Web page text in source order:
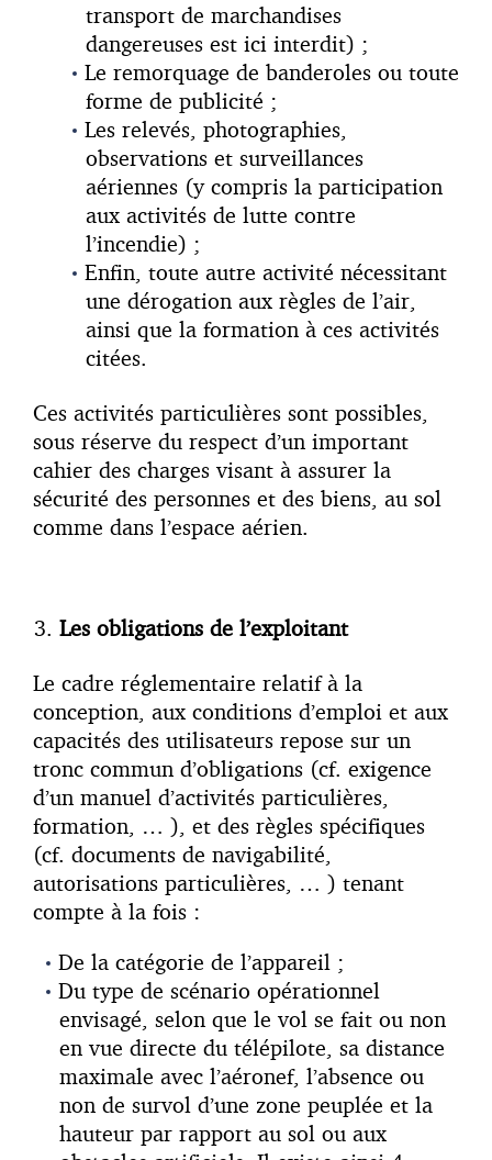
transport de marchandises
dangereuses est ici interdit) ;
Le remorquage de banderoles ou toute
forme de publicité ;
Les relevés, photographies,
observations et surveillances
aériennes (y compris la participation
aux activités de lutte contre
l’incendie) ;
Enfin, toute autre activité nécessitant
une dérogation aux règles de l’air,
ainsi que la formation à ces activités
citées.
Ces activités particulières sont possibles,
sous réserve du respect d’un important
cahier des charges visant à assurer la
sécurité des personnes et des biens, au sol
comme dans l’espace aérien.
Les obligations de l’exploitant
Le cadre réglementaire relatif à la
conception, aux conditions d’emploi et aux
capacités des utilisateurs repose sur un
tronc commun d’obligations (cf. exigence
d’un manuel d’activités particulières,
formation, … ), et des règles spécifiques
(cf. documents de navigabilité,
autorisations particulières, … ) tenant
compte à la fois :
De la catégorie de l’appareil ;
Du type de scénario opérationnel
envisagé, selon que le vol se fait ou non
en vue directe du télépilote, sa distance
maximale avec l’aéronef, l’absence ou
non de survol d’une zone peuplée et la
hauteur par rapport au sol ou aux